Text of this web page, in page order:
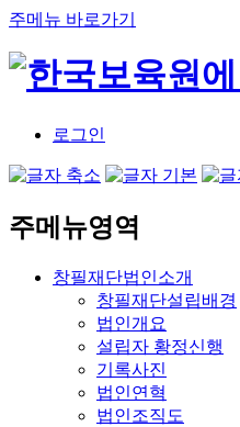
주메뉴 바로가기
로그인
주메뉴영역
창필재단법인소개
창필재단설립배경
법인개요
설립자 황정신행
기록사진
법인연혁
법인조직도